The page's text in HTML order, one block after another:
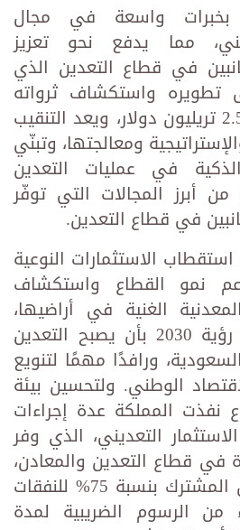
بخبرات واسعة في مجال
مما يدفع نحو تعزيز
في قطاع التعدين الذي
واستكشاف ثرواته
التي تقدر بأكثر من 2.5 تريليون دولار، ويعد التنقيب
ومعالجتها، وتبنّي
في عمليات التعدين
من أبرز المجالات التي توفّر
في قطاع التعدين.
الاستثمارات النوعية
نمو القطاع واستكشاف
الغنية في أراضيها،
لتحقيق مستهدفات رؤية 2030 بأن يصبح التعدين
ورافدًا مهمًا لتنويع
الوطني. ولتحسين بيئة
نفذت المملكة عدة إجراءات
التعديني، الذي وفر
في قطاع التعدين والمعادن،
بما في ذلك التمويل المشترك بنسبة 75% للنفقات
من الرسوم الضريبية لمدة